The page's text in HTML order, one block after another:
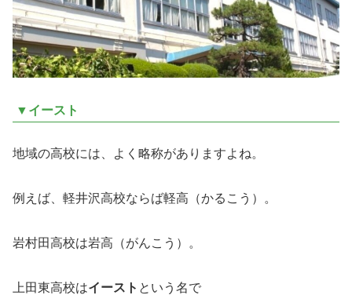
▼イースト
地域の高校には、よく略称がありますよね。
例えば、軽井沢高校ならば軽高（かるこう）。
岩村田高校は岩高（がんこう）。
上田東高校はイースト という名で